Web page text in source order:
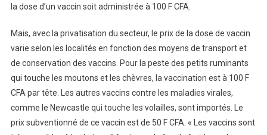
la dose d’un vaccin soit administrée à 100 F CFA.
Mais, avec la privatisation du secteur, le prix de la dose de vaccin
varie selon les localités en fonction des moyens de transport et
de conservation des vaccins. Pour la peste des petits ruminants
qui touche les moutons et les chèvres, la vaccination est à 100 F
CFA par tête. Les autres vaccins contre les maladies virales,
comme le Newcastle qui touche les volailles, sont importés. Le
prix subventionné de ce vaccin est de 50 F CFA. « Les vaccins sont